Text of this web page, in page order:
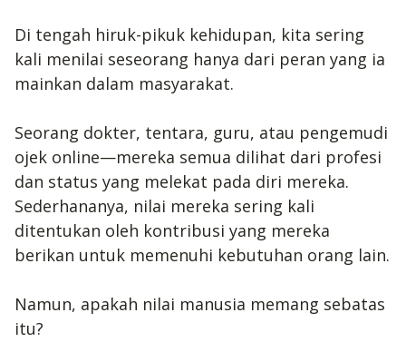
Di tengah hiruk-pikuk kehidupan, kita sering
kali menilai seseorang hanya dari peran yang ia
mainkan dalam masyarakat.
Seorang dokter, tentara, guru, atau pengemudi
ojek online—mereka semua dilihat dari profesi
dan status yang melekat pada diri mereka.
Sederhananya, nilai mereka sering kali
ditentukan oleh kontribusi yang mereka
berikan untuk memenuhi kebutuhan orang lain.
Namun, apakah nilai manusia memang sebatas
itu?